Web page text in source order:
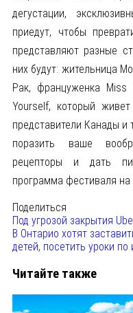
дегустации,
приедут, чтобы
представляют разные
них будут: жительница
Рак, француженка
Yourself, который
представители Канады
поразить ваше
рецепторы и дать
программа фестиваля
Поделиться
Под угрозой закрытия
В Онтарио хотят
детей, посетить уроки
Читайте также